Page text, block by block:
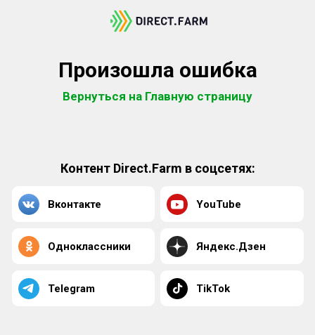
Произошла ошибка
Вернуться на Главную страницу
Контент Direct.Farm в соцсетях:
Вконтакте YouTube
Одноклассники Яндекс.Дзен
Telegram TikTok